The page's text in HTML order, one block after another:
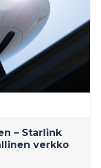
– Starlink
verkko